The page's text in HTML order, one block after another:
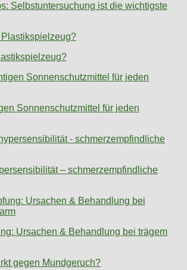
Selbstuntersuchung ist die wichtigste
Sonnenschutzmittel für jeden
– schmerzempfindliche
Ursachen & Behandlung bei trägem